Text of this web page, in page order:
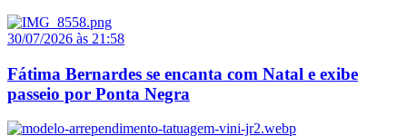
30/07/2026 às 21:58
Fátima Bernardes se encanta com Natal e exibe
passeio por Ponta Negra